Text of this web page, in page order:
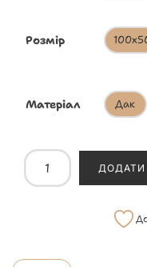
Розмір
Матеріал Дак